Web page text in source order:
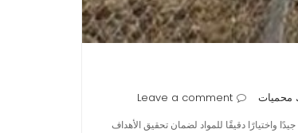
محميات Leave a comment
واختيارًا دقيقًا للمواد لضمان تحقيق الأهداف